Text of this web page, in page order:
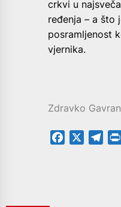
crkvi u
ređenja – a što
posramljenost
vjernika.
Zdravko
Facebook